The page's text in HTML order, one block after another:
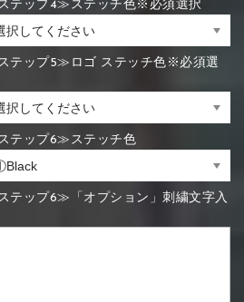
テップ4≫ステッチ色※必須選択
テップ5≫ロゴ ステッチ色※必須選
テップ6≫ステッチ色
テップ6≫「オプション」刺繍文字入